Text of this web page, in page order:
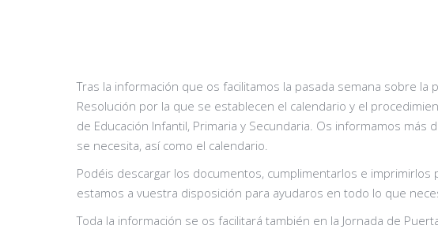
Tras la información que os facilitamos la pasada semana sobre la
Resolución por la que se establecen el calendario y el
de Educación Infantil, Primaria y Secundaria. Os informamos
se necesita, así como el calendario.
Podéis descargar los documentos, cumplimentarlos e
estamos a vuestra disposición para ayudaros en todo lo que
Toda la información se os facilitará también en la Jornada de